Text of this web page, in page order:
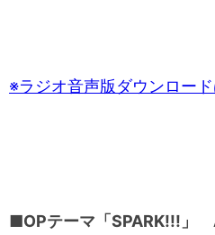
※ラジオ音声版ダウンロー
■OPテーマ「SPARK!!!」